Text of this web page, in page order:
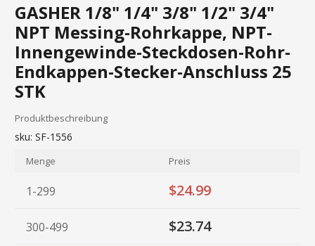
GASHER 1/8" 1/4" 3/8" 1/2" 3/4"
NPT Messing-Rohrkappe, NPT-
Innengewinde-Steckdosen-Rohr-
Endkappen-Stecker-Anschluss 25
STK
Produktbeschreibung
sku: SF-1556
Menge Preis
1-299 $24.99
300-499 $23.74